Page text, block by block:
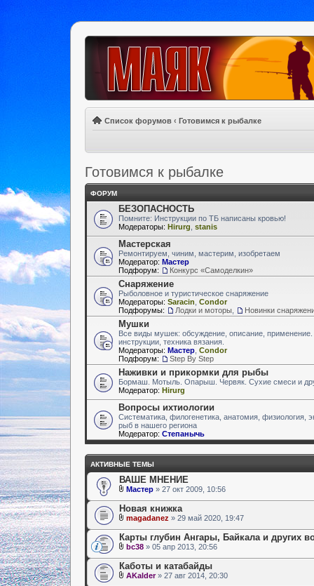
Список форумов ‹ Готовимся к рыбалке
Готовимся к рыбалке
ФОРУМ
БЕЗОПАСНОСТЬ
Помните: Инструкции по ТБ написаны кровью!
Модераторы: Hirurg stanis
Мастерская
Ремонтируем, чиним, мастерим, изобретаем
Модератор: Мастер
Подфорум:
Конкурс «Самоделкин»
Снаряжение
Рыболовное и туристическое снаряжение
Модераторы: Saracin Condor
Подфорумы:
Лодки и моторы Новинки
Мушки
Все виды мушек: обсуждение, описание,
инструкции, техника вязания.
Модераторы: Мастер Condor
Подфорум:
Step By Step
Наживки и прикормки для рыбы
Бормаш. Мотыль. Опарыш. Червяк. Сухие смеси и
Модератор: Hirurg
Вопросы ихтиологии
Систематика, филогенетика, анатомия, физиология,
рыб в нашего региона
Модератор: Степанычь
АКТИВНЫЕ ТЕМЫ
ВАШЕ МНЕНИЕ
Мастер » 27 окт 2009, 10:56
Новая книжка
magadanez » 29 май 2020, 19:47
Карты глубин Ангары, Байкала и других
bc38 » 05 апр 2013, 20:56
Каботы и катабайды
AKalder» 27 авг 2014, 20:30